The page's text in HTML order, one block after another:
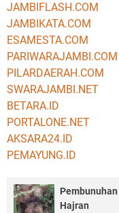
JAMBIFLASH.COM
JAMBIKATA.COM
ESAMESTA.COM
PARIWARAJAMBI.COM
PILARDAERAH.COM
SWARAJAMBI.NET
BETARA.ID
PORTALONE.NET
AKSARA24.ID
PEMAYUNG.ID
Hajran